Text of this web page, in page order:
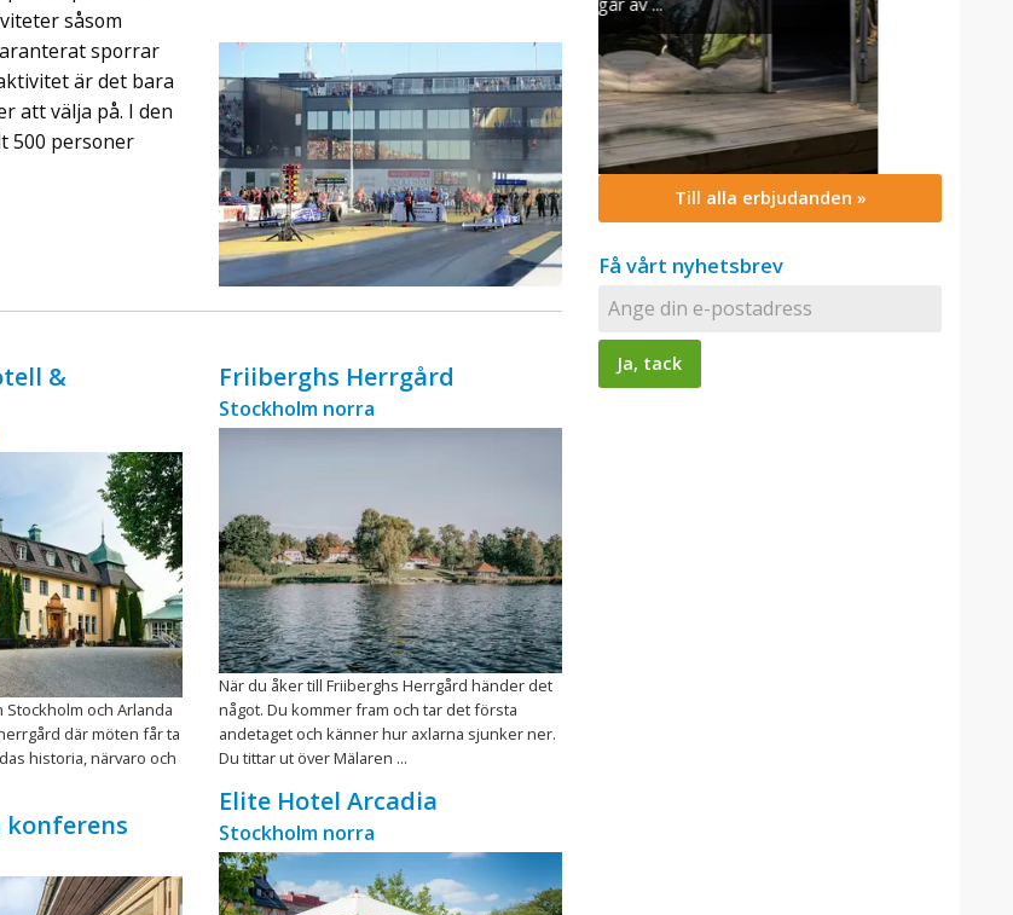
såsom
sporrar
är det bara
att välja på. I den
500 personer
&
och Arlanda
där möten får ta
historia, närvaro och
konferens
Friiberghs Herrgård
Stockholm norra
När du åker till Friiberghs Herrgård händer det
något. Du kommer fram och tar det första
andetaget och känner hur axlarna sjunker ner.
Du tittar ut över Mälaren ...
Elite Hotel Arcadia
Stockholm norra
Till alla erbjudanden »
Få vårt nyhetsbrev